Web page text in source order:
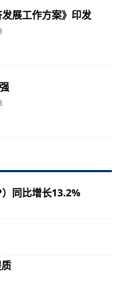
展工作方案》印发
同比增长13.2%